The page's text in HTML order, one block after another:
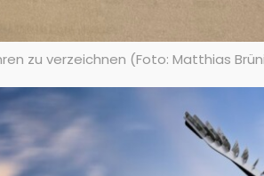
zu verzeichnen (Foto: Matthias